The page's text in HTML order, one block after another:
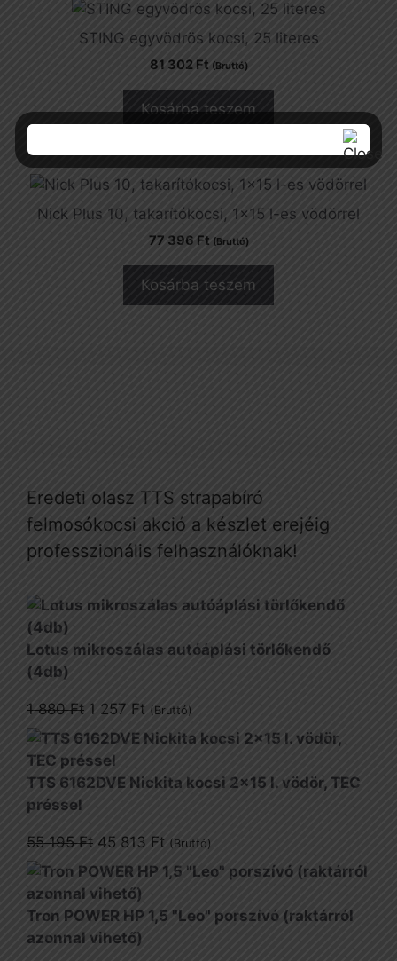
STING egyvödrös kocsi, 25 literes
81 302 Ft (Bruttó)
Kosárba teszem
Nick Plus 10, takarítókocsi, 1×15 l-es vödörrel
77 396 Ft (Bruttó)
Kosárba teszem
Eredeti olasz TTS strapabíró
felmosókocsi akció a készlet erejéig
professzionális felhasználóknak!
Lotus mikroszálas autóáplási törlőkendő
(4db)
1 880Ft Original
price
was:
1
1 257 Ft Current
price
(Bruttó)
TTS 6162DVE Nickita kocsi 2x15 l. vödör, TEC
préssel
55 195Ft Original
price
was:
55
195 Ft.
45 813 FtCurrent
price
is:
45
(Bruttó)
Tron POWER HP 1,5 "Leo" porszívó (raktárról
azonnal vihető)